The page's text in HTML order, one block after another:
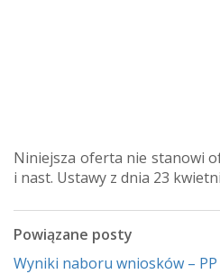
Niniejsza oferta nie stanowi
i nast. Ustawy z dnia 23
Powiązane posty
Wyniki naboru wniosków –